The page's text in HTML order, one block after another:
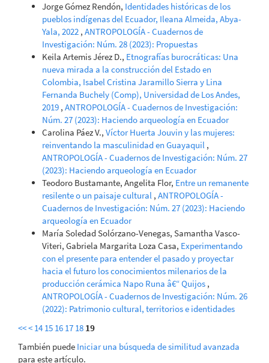
Jorge Gómez Rendón, Identidades históricas de los
pueblos indígenas del Ecuador, Ileana Almeida, Abya-
Yala, 2022 , ANTROPOLOGÍA - Cuadernos de
Investigación: Núm. 28 (2023): Propuestas
Keila Artemis Jérez D., Etnografías burocráticas: Una
nueva mirada a la construcción del Estado en
Colombia, Isabel Cristina Jaramillo Sierra y Lina
Fernanda Buchely (Comp), Universidad de Los Andes,
2019 , ANTROPOLOGÍA - Cuadernos de Investigación:
Núm. 27 (2023): Haciendo arqueología en Ecuador
Carolina Páez V., Víctor Huerta Jouvin y las mujeres:
reinventando la masculinidad en Guayaquil ,
ANTROPOLOGÍA - Cuadernos de Investigación: Núm. 27
(2023): Haciendo arqueología en Ecuador
Teodoro Bustamante, Angelita Flor, Entre un remanente
resilente o un paisaje cultural , ANTROPOLOGÍA -
Cuadernos de Investigación: Núm. 27 (2023): Haciendo
arqueología en Ecuador
María Soledad Solórzano-Venegas, Samantha Vasco-
Viteri, Gabriela Margarita Loza Casa, Experimentando
con el presente para entender el pasado y proyectar
hacia el futuro los conocimientos milenarios de la
producción cerámica Napo Runa â€“ Quijos ,
ANTROPOLOGÍA - Cuadernos de Investigación: Núm. 26
(2022): Patrimonio cultural, territorios e identidades
<<< 14 15 16 17 18 19
También puede Iniciar una búsqueda de similitud avanzada
para este artículo.